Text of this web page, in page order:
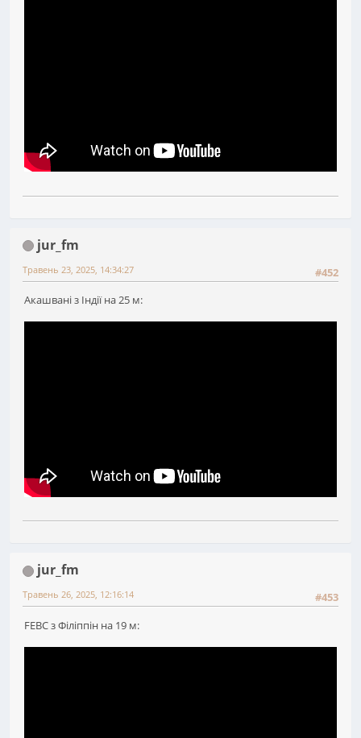
jur_fm
#452
Травень 23, 2025, 14:34:27
Акашвані з Індії на 25 м:
jur_fm
#453
Травень 26, 2025, 12:16:14
FEBC з Філіппін на 19 м: